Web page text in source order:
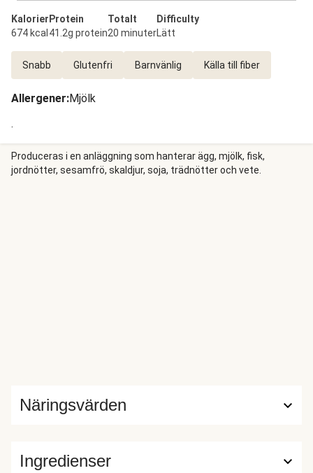
Kalorier
674 kcal
Protein
41.2g protein
Totalt
20 minuter
Difficulty
Lätt
Snabb Glutenfri Barnvänlig Källa till fiber
Allergener:Mjölk
.
Produceras i en anläggning som hanterar ägg, mjölk, fisk,
jordnötter, sesamfrö, skaldjur, soja, trädnötter och vete.
Ingredienser
Näringsvärden